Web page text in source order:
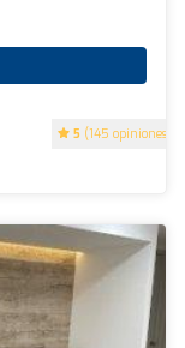
5 (145 opiniones)